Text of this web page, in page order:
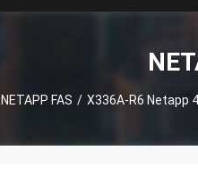
NETAPP FAS / X336A-R6 Netapp